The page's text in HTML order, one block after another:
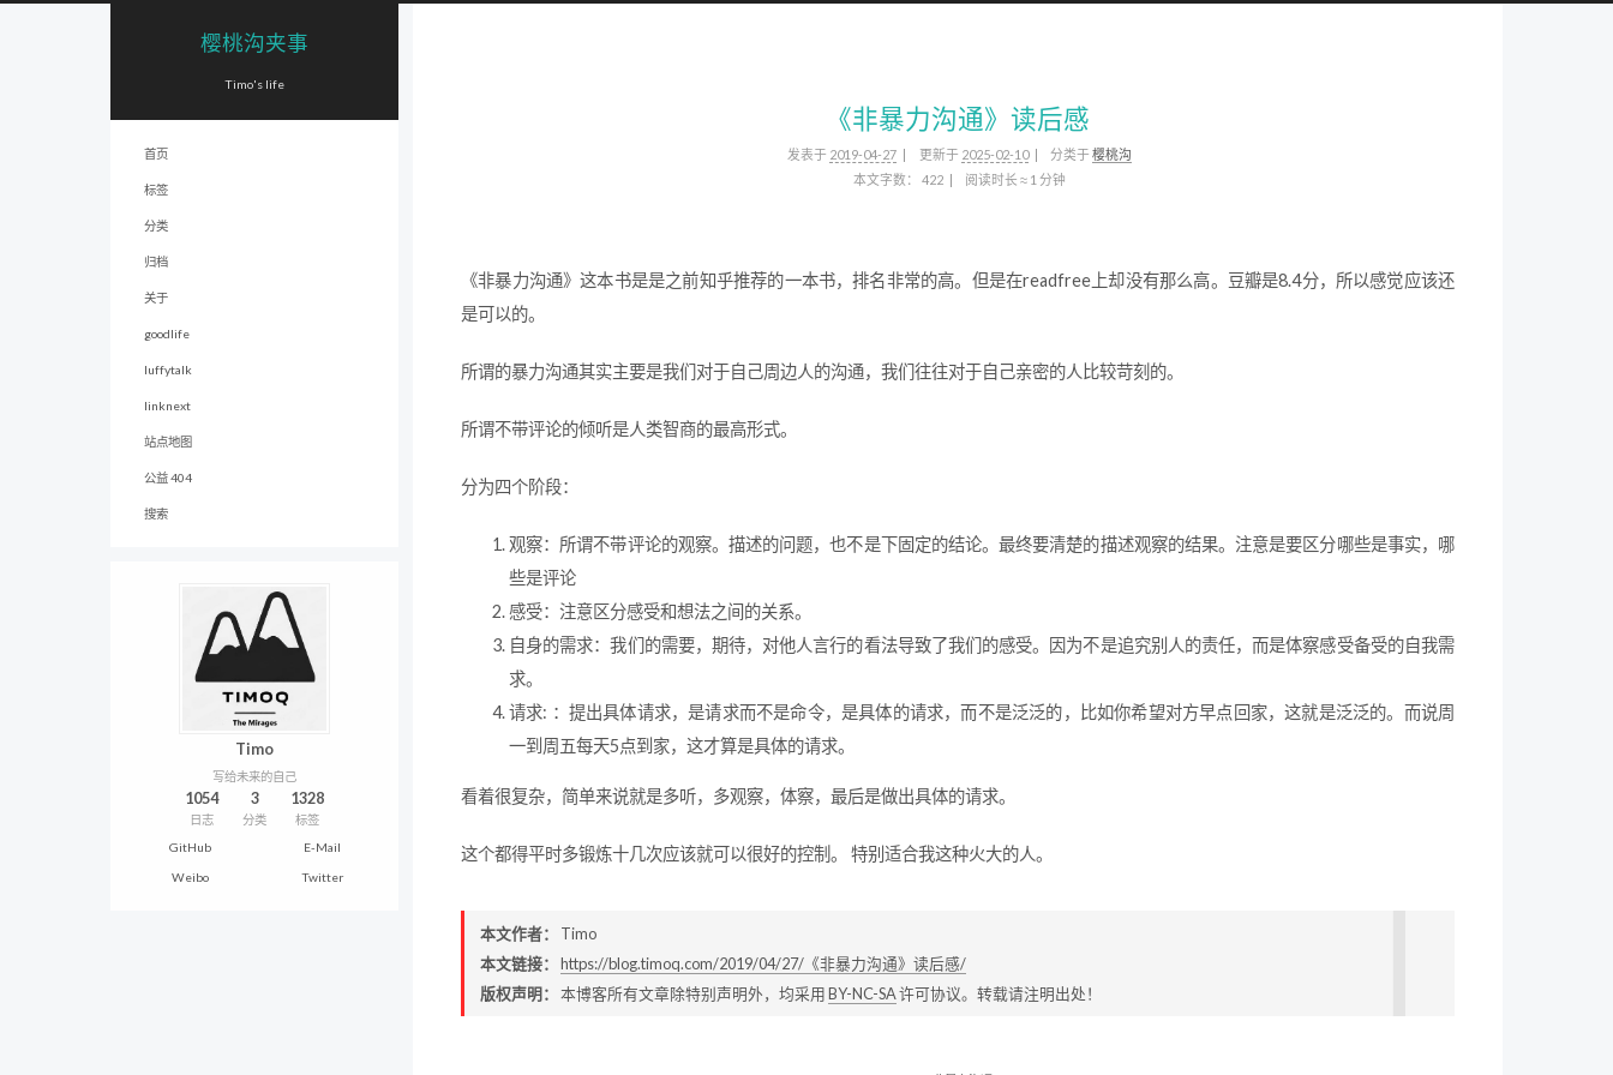
樱桃沟夹事
Timo's life
首页
标签
分类
归档
关于
goodlife
luffytalk
linknext
站点地图
公益 404
搜索
Timo
写给未来的自己
1054
日志
3
分类
1328
标签
GitHub
E-Mail
Weibo Twitter
《非暴力沟通》读后感
发表于 2019-04-27 更新于 2025-02-10 分类于 樱桃沟
本文字数：
422 阅读时长 ≈ 1 分钟
《非暴力沟通》这本书是是之前知乎推荐的一本书，排名非常的高。但是在readfree上却没有那么高。豆瓣是8.4分，所以感觉应该还
是可以的。
所谓的暴力沟通其实主要是我们对于自己周边人的沟通，我们往往对于自己亲密的人比较苛刻的。
所谓不带评论的倾听是人类智商的最高形式。
分为四个阶段：
观察：所谓不带评论的观察。描述的问题，也不是下固定的结论。最终要清楚的描述观察的结果。注意是要区分哪些是事实，哪
些是评论
感受：注意区分感受和想法之间的关系。
自身的需求：我们的需要，期待，对他人言行的看法导致了我们的感受。因为不是追究别人的责任，而是体察感受备受的自我需
求。
请求: ：提出具体请求，是请求而不是命令，是具体的请求，而不是泛泛的，比如你希望对方早点回家，这就是泛泛的。而说周
一到周五每天5点到家，这才算是具体的请求。
看着很复杂，简单来说就是多听，多观察，体察，最后是做出具体的请求。
这个都得平时多锻炼十几次应该就可以很好的控制。 特别适合我这种火大的人。
本文作者： Timo
本文链接：
https://blog.timoq.com/2019/04/27/《非暴力沟通》读后感/
版权声明： 本博客所有文章除特别声明外，均采用BY-NC-SA许可协议。转载请注明出处！